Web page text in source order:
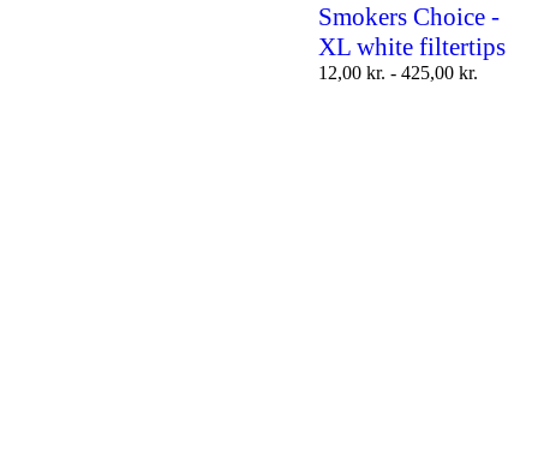
Smokers Choice -
XL white filtertips
12,00 kr. - 425,00 kr.